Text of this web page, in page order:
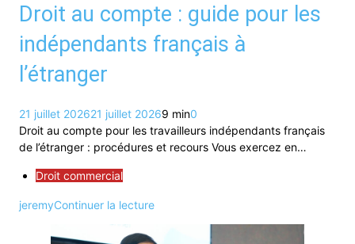
Droit au compte : guide pour les
indépendants français à
l’étranger
21 juillet 202621 juillet 20269 min0
Droit au compte pour les travailleurs indépendants français
de l’étranger : procédures et recours Vous exercez en…
Droit commercial
jeremyContinuer la lecture